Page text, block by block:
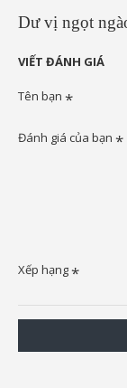
Dư vị ngọt
VIẾT ĐÁNH GIÁ
Tên bạn
Đánh giá của bạn
Xếp hạng